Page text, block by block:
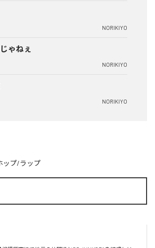
NORIKIYO
ゃねぇ
NORIKIYO
NORIKIYO
ップ/ラップ